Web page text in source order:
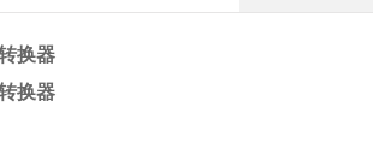
换器
换器